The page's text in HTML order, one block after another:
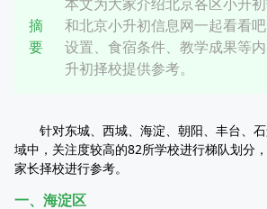
摘
要
和北京小升初信息网一起看看
设置、食宿条件、教学成果等
升初择校提供参考。
针对东城、西城、海淀、朝阳、丰台、石
域中，关注度较高的82所学校进行梯队划分
家长择校进行参考。
一、海淀区